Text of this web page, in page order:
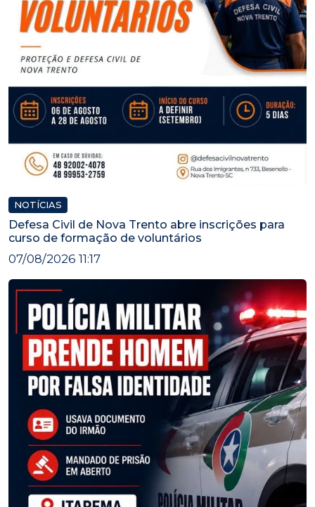
NOTÍCIAS
Defesa Civil de Nova Trento abre inscrições para
curso de formação de voluntários
07/08/2026 11:17